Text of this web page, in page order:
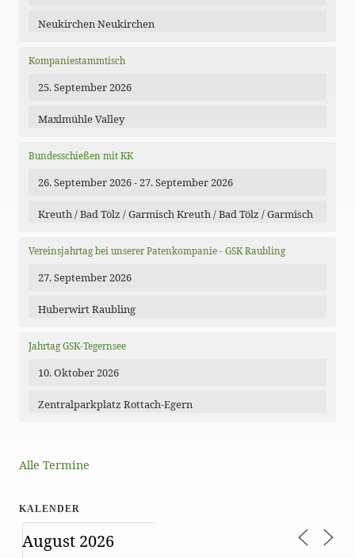
Neukirchen Neukirchen
Kompaniestammtisch
25. September 2026
Maxlmühle Valley
Bundesschießen mit KK
26. September 2026 - 27. September 2026
Kreuth / Bad Tölz / Garmisch Kreuth / Bad Tölz / Garmisch
Vereinsjahrtag bei unserer Patenkompanie - GSK Raubling
27. September 2026
Huberwirt Raubling
Jahrtag GSK-Tegernsee
10. Oktober 2026
Zentralparkplatz Rottach-Egern
Alle Termine
KALENDER